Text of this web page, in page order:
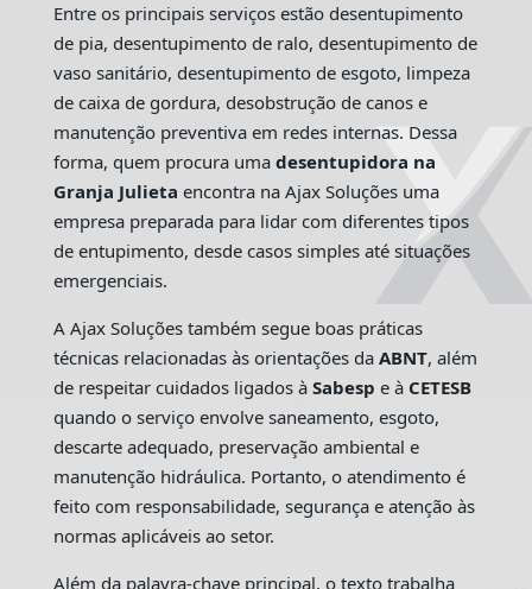
Entre os principais serviços estão desentupimento
de pia, desentupimento de ralo, desentupimento de
vaso sanitário, desentupimento de esgoto, limpeza
de caixa de gordura, desobstrução de canos e
manutenção preventiva em redes internas. Dessa
forma, quem procura uma desentupidora na
Granja Julieta encontra na Ajax Soluções uma
empresa preparada para lidar com diferentes tipos
de entupimento, desde casos simples até situações
emergenciais.
A Ajax Soluções também segue boas práticas
técnicas relacionadas às orientações da ABNT, além
de respeitar cuidados ligados à Sabesp e à CETESB
quando o serviço envolve saneamento, esgoto,
descarte adequado, preservação ambiental e
manutenção hidráulica. Portanto, o atendimento é
feito com responsabilidade, segurança e atenção às
normas aplicáveis ao setor.
Além da palavra-chave principal, o texto trabalha